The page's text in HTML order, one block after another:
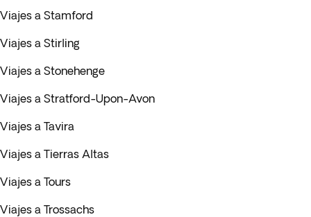
Viajes a Stamford
Viajes a Stirling
Viajes a Stonehenge
Viajes a Stratford-Upon-Avon
Viajes a Tavira
Viajes a Tierras Altas
Viajes a Tours
Viajes a Trossachs